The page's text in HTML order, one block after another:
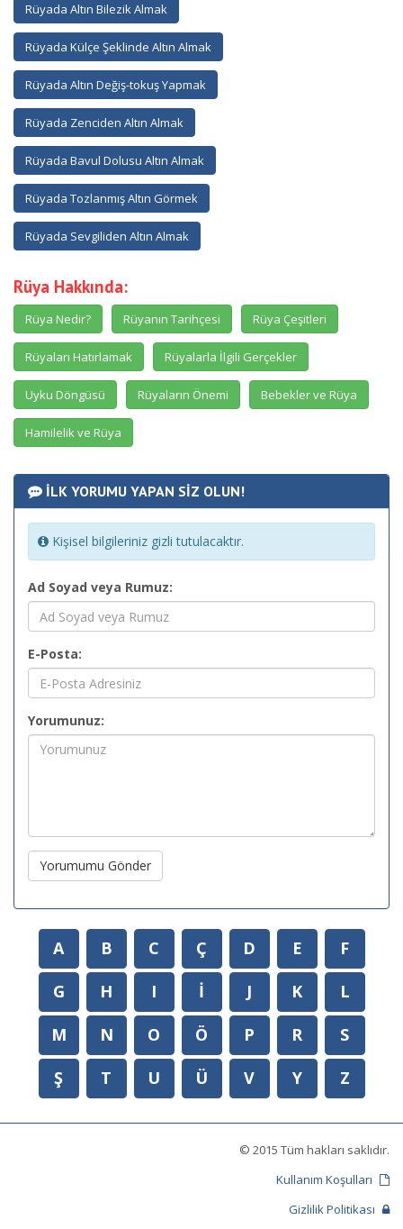
Rüyada Altın Bilezik Almak
Rüyada Külçe Şeklinde Altın Almak
Rüyada Altın Değiş-tokuş Yapmak
Rüyada Zenciden Altın Almak
Rüyada Bavul Dolusu Altın Almak
Rüyada Tozlanmış Altın Görmek
Rüyada Sevgiliden Altın Almak
Rüya Hakkında:
Rüya Nedir? Rüyanın Tarihçesi Rüya Çeşitleri
Rüyaları Hatırlamak Rüyalarla İlgili Gerçekler
Uyku Döngüsü Rüyaların Önemi Bebekler ve Rüya
Hamilelik ve Rüya
İLK YORUMU YAPAN SİZ OLUN!
Kişisel bilgileriniz gizli tutulacaktır.
Ad Soyad veya Rumuz:
E-Posta:
Yorumunuz:
Yorumumu Gönder
A B C Ç D E
F
G
H I İ J K
L
M
N O Ö P R
S
Ş
T U Ü V Y Z
© 2015 Tüm hakları saklıdır.
Kullanım Koşulları
Gizlilik Politikası